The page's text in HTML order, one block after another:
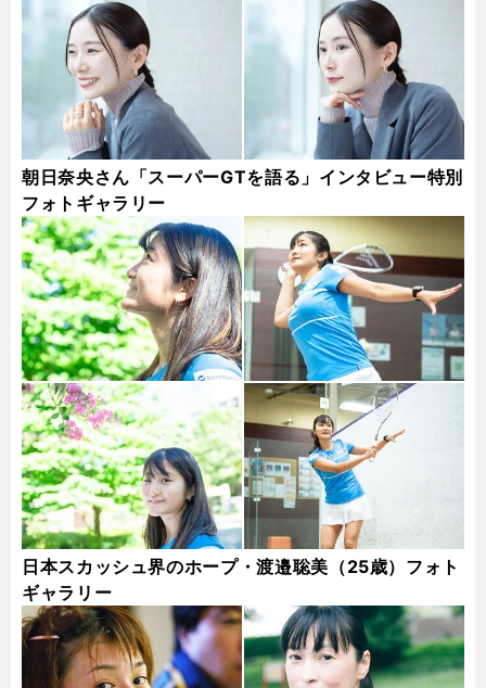
朝日奈央さん「スーパーGTを語る」インタビュー特別
フォトギャラリー
日本スカッシュ界のホープ・渡邉聡美（25歳）フォト
ギャラリー